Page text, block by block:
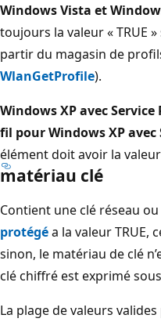
Windows Vista et
toujours la valeur « TRUE
partir du magasin de
WlanGetProfile).
Windows XP avec Service
fil pour Windows XP avec
élément doit avoir la valeur
matériau clé
Contient une clé réseau
protégéa la valeur TRUE,
sinon, le matériau de clé
clé chiffré est exprimé
La plage de valeurs